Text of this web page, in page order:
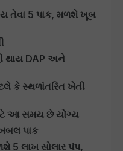
તેવા 5 પાક, મળશે ખૂબ
થાય DAP અને
કે સ્થળાંતરિત ખેતી
આ સમય છે યોગ્ય
પાક
5 લાખ સોલાર પંપ,